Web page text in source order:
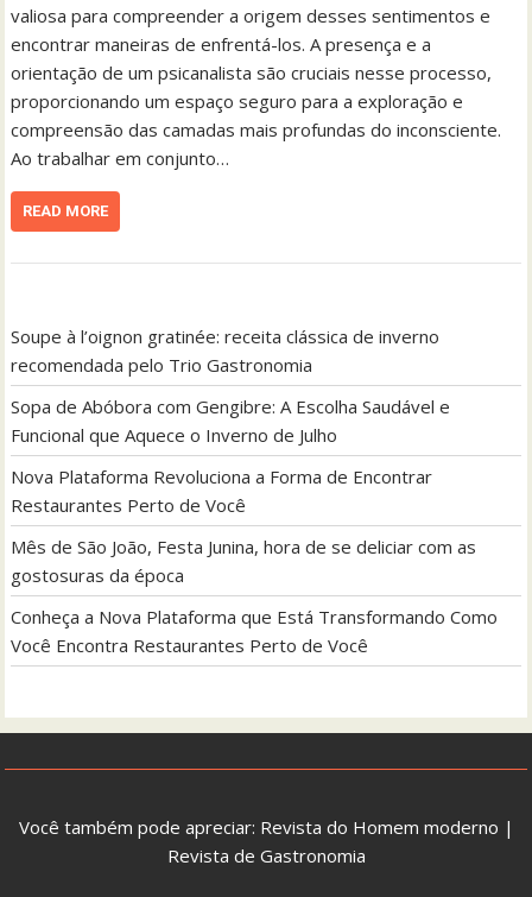
valiosa para compreender a origem desses sentimentos e
encontrar maneiras de enfrentá-los. A presença e a
orientação de um psicanalista são cruciais nesse processo,
proporcionando um espaço seguro para a exploração e
compreensão das camadas mais profundas do inconsciente.
Ao trabalhar em conjunto…
READ MORE
Soupe à l’oignon gratinée: receita clássica de inverno
recomendada pelo Trio Gastronomia
Sopa de Abóbora com Gengibre: A Escolha Saudável e
Funcional que Aquece o Inverno de Julho
Nova Plataforma Revoluciona a Forma de Encontrar
Restaurantes Perto de Você
Mês de São João, Festa Junina, hora de se deliciar com as
gostosuras da época
Conheça a Nova Plataforma que Está Transformando Como
Você Encontra Restaurantes Perto de Você
Você também pode apreciar: Revista do Homem moderno |
Revista de Gastronomia